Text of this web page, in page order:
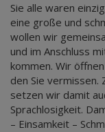
Sie alle waren
eine große und
wollen wir
und im Anschluss
kommen. Wir
den Sie vermissen.
setzen wir damit
Sprachlosigkeit.
– Einsamkeit –